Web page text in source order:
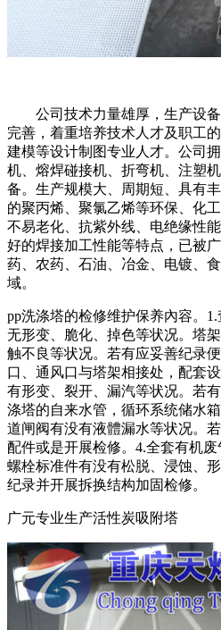
公司技术力量雄厚，生产设备
完善，着重培养技术人才及职工
建模等设计制图专业人才。公司
机、熔焊碰接机、折弯机、注塑
备。生产规模大、周期短、具有
的聚丙烯、聚氯乙烯等环保、化
不易老化、抗紫外线、电绝缘性
好的焊接加工性能等特点，已被
药、农药、石油、冶金、电镀、
域。
pp洗涤塔的检修维护保养內容。
无形变、脆化、掉色等状况。塔
触不良等状况。若有应妥善纪录
口、通风口与塔架相接处，配套
有形变、裂开、漏汽等状况。若
涤塔的自来水管，循环系统储水
道闸阀有没有液體漏水等状况。
配件或是开展检修。4.全套有机
螺栓标准件有没有松脱、浸蚀、
纪录并开展拆换结构加固检修。
广元专业生产活性炭吸附塔